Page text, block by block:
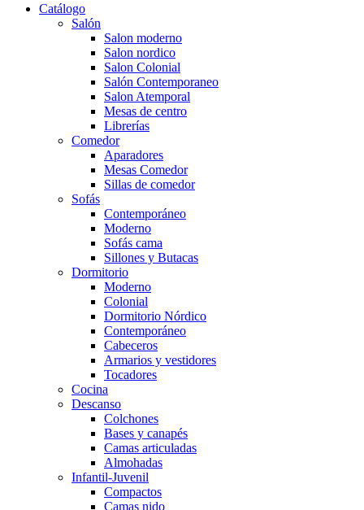
Catálogo
Salón
Salon moderno
Salon nordico
Salon Colonial
Salón Contemporaneo
Salon Atemporal
Mesas de centro
Librerías
Comedor
Aparadores
Mesas Comedor
Sillas de comedor
Sofás
Contemporáneo
Moderno
Sofás cama
Sillones y Butacas
Dormitorio
Moderno
Colonial
Dormitorio Nórdico
Contemporáneo
Cabeceros
Armarios y vestidores
Tocadores
Cocina
Descanso
Colchones
Bases y canapés
Camas articuladas
Almohadas
Infantil-Juvenil
Compactos
Camas nido